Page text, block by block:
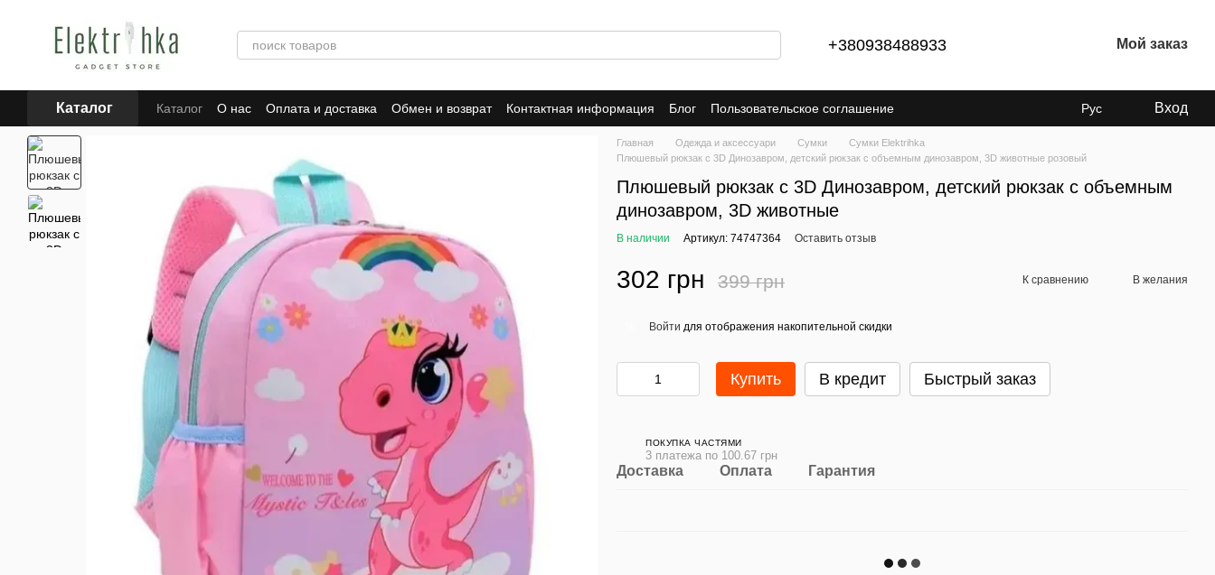
+380938488933 Мой заказ
Каталог Каталог О нас Оплата и доставка Обмен и возврат Контактная информация Блог
Пользовательское соглашение
Отзывы о магазине
Для поставщиков Dropshipping Trade-In Публичная оферта Политика конфиденциальности
Рус Вход
Главная Одежда и аксессуари Сумки
Сумки Elektrihka
Плюшевый рюкзак с 3D Динозавром, детский рюкзак с объемным динозавром, 3D животные розовый
Плюшевый рюкзак с 3D Динозавром, детский рюкзак с объемным
динозавром, 3D животные
В наличии Артикул: 74747364 Оставить отзыв
302 грн 399 грн К сравнению В желания
Войти для отображения накопительной скидки
Купить В кредит Быстрый заказ
ПОКУПКА ЧАСТЯМИ
3 платежа по 100.67 грн
Доставка Оплата Гарантия